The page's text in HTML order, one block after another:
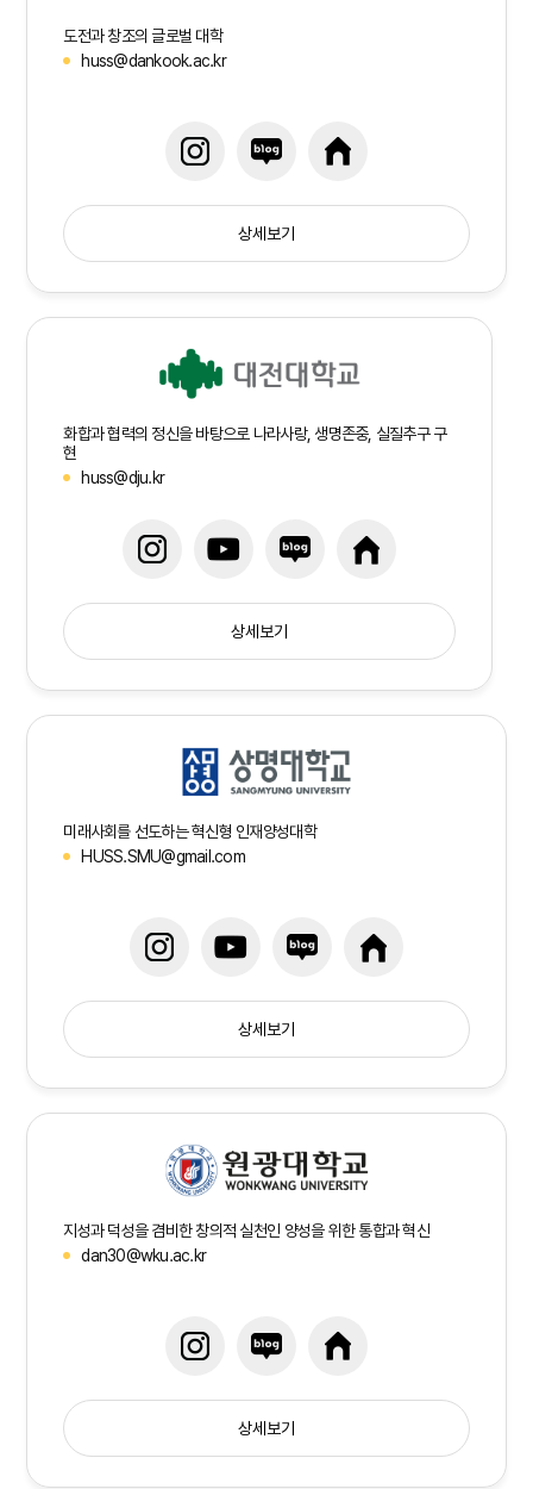
도전과 창조의 글로벌 대학
huss@dankook.ac.kr
상세보기
화합과 협력의 정신을 바탕으로 나라사랑, 생명존중, 실질추구 구
현
huss@dju.kr
상세보기
미래사회를 선도하는 혁신형 인재양성대학
HUSS.SMU@gmail.com
상세보기
지성과 덕성을 겸비한 창의적 실천인 양성을 위한 통합과 혁신
dan30@wku.ac.kr
상세보기